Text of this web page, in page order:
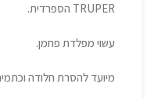
TRUPER הספרדית.
עשוי מפלדת פחמן.
מיועד להסרת חלודה